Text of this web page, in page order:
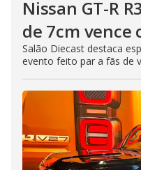
Nissan GT-R
de 7cm vence
Salão Diecast destaca
evento feito par a fãs de